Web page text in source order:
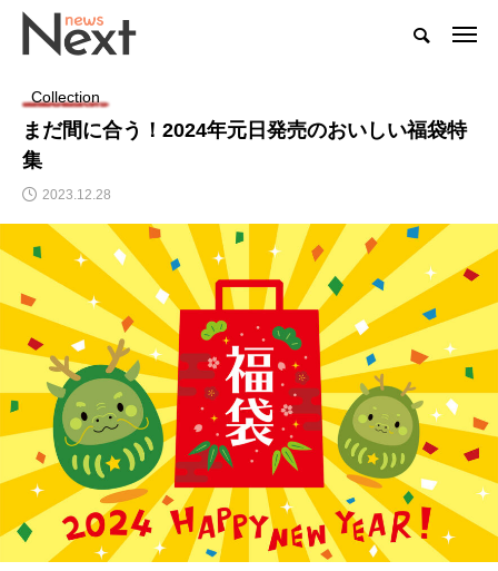
Collection
まだ間に合う！2024年元日発売のおいしい福袋特
集
2023.12.28